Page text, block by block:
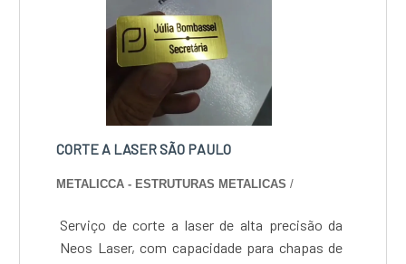
CORTE A LASER SÃO PAULO
METALICCA - ESTRUTURAS METALICAS /
Serviço de corte a laser de alta precisão da
Neos Laser, com capacidade para chapas de